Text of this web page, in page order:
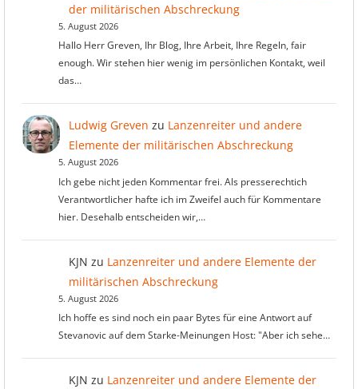
der militärischen Abschreckung
5. August 2026
Hallo Herr Greven, Ihr Blog, Ihre Arbeit, Ihre Regeln, fair
enough. Wir stehen hier wenig im persönlichen Kontakt, weil
das…
Ludwig Greven zu Lanzenreiter und andere
Elemente der militärischen Abschreckung
5. August 2026
Ich gebe nicht jeden Kommentar frei. Als presserechtich
Verantwortlicher hafte ich im Zweifel auch für Kommentare
hier. Desehalb entscheiden wir,…
KJN zu Lanzenreiter und andere Elemente der
militärischen Abschreckung
5. August 2026
Ich hoffe es sind noch ein paar Bytes für eine Antwort auf
Stevanovic auf dem Starke-Meinungen Host: "Aber ich sehe…
KJN zu Lanzenreiter und andere Elemente der